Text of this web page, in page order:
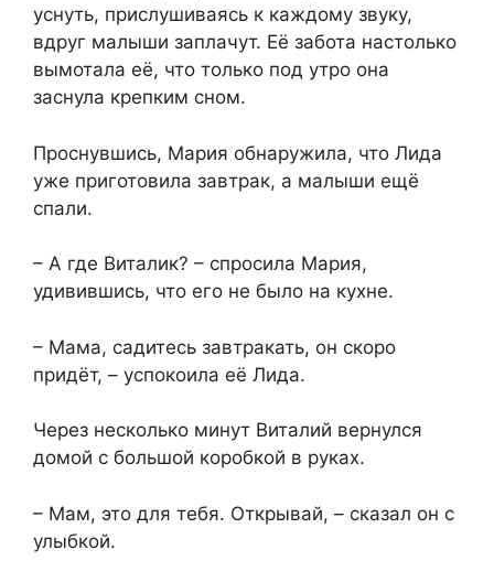
уснуть, прислушиваясь к каждому звуку,
вдруг малыши заплачут. Её забота настолько
вымотала её, что только под утро она
заснула крепким сном.
Проснувшись, Мария обнаружила, что Лида
уже приготовила завтрак, а малыши ещё
спали.
– А где Виталик? – спросила Мария,
удивившись, что его не было на кухне.
– Мама, садитесь завтракать, он скоро
придёт, – успокоила её Лида.
Через несколько минут Виталий вернулся
домой с большой коробкой в руках.
– Мам, это для тебя. Открывай, – сказал он с
улыбкой.